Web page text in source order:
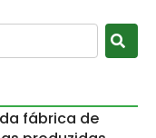
fábrica de